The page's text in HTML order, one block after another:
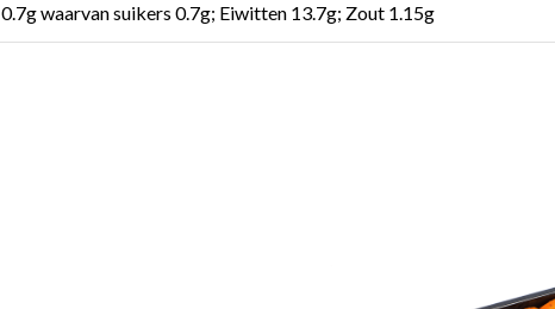
0.7g waarvan suikers 0.7g; Eiwitten 13.7g; Zout 1.15g